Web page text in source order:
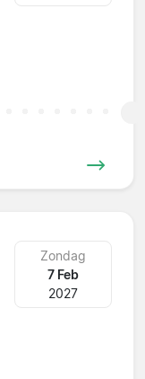
Zondag
7 Feb
2027